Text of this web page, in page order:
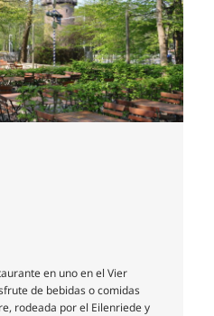
en uno en el Vier
de bebidas o comidas
rodeada por el Eilenriede y